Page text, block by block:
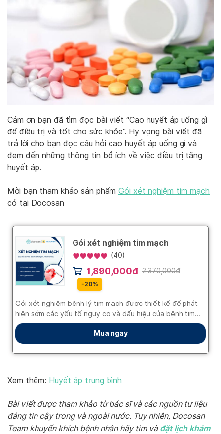
Cảm ơn bạn đã tìm đọc bài viết “Cao huyết áp uống gì
để điều trị và tốt cho sức khỏe”. Hy vọng bài viết đã
trả lời cho bạn đọc câu hỏi cao huyết áp uống gì và
đem đến những thông tin bổ ích về việc điều trị tăng
huyết áp.
Mời bạn tham khảo sản phẩm Gói xét nghiệm tim mạch
có tại Docosan
Xem thêm: Huyết áp trung bình
Bài viết được tham khảo từ bác sĩ và các nguồn tư liệu
đáng tin cậy trong và ngoài nước. Tuy nhiên, Docosan
Team khuyến khích bệnh nhân hãy tìm và đặt lịch khám